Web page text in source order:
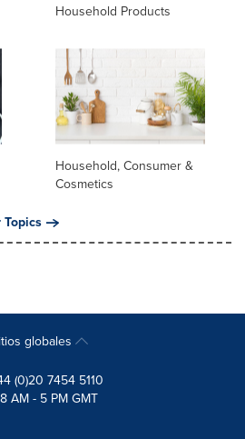
Household Products
Household, Consumer &
Cosmetics
globales
(0)20 7454 5110
AM - 5 PM GMT